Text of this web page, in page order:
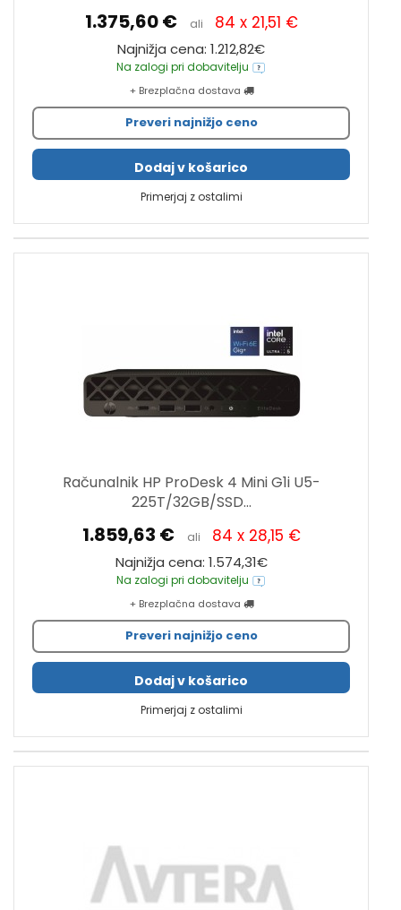
1.375,60 € ali 84 x 21,51 €
Najnižja cena: 1.212,82€
Na zalogi pri dobavitelju
+ Brezplačna dostava
Preveri najnižjo ceno
Dodaj v košarico
Primerjaj z ostalimi
Računalnik HP ProDesk 4 Mini G1i U5-
225T/32GB/SSD...
1.859,63 € ali 84 x 28,15 €
Najnižja cena: 1.574,31€
Na zalogi pri dobavitelju
+ Brezplačna dostava
Preveri najnižjo ceno
Dodaj v košarico
Primerjaj z ostalimi